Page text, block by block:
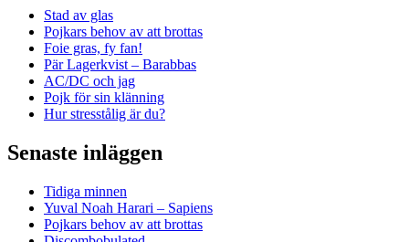
Stad av glas
Pojkars behov av att brottas
Foie gras, fy fan!
Pär Lagerkvist – Barabbas
AC/DC och jag
Pojk för sin klänning
Hur stresstålig är du?
Senaste inläggen
Tidiga minnen
Yuval Noah Harari – Sapiens
Pojkars behov av att brottas